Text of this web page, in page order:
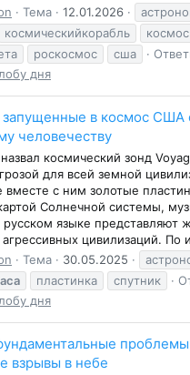
Тема 12.01.2026
космическийкорабль космос
роскосмос сша
дня
запущенные в космос США
человечеству
космический зонд
для всей земной
с ним золотые
Солнечной системы,
русском языке представляют
агрессивных цивилизаций. По
Тема 30.05.2025
пластинка спутник
дня
взрывы в небе